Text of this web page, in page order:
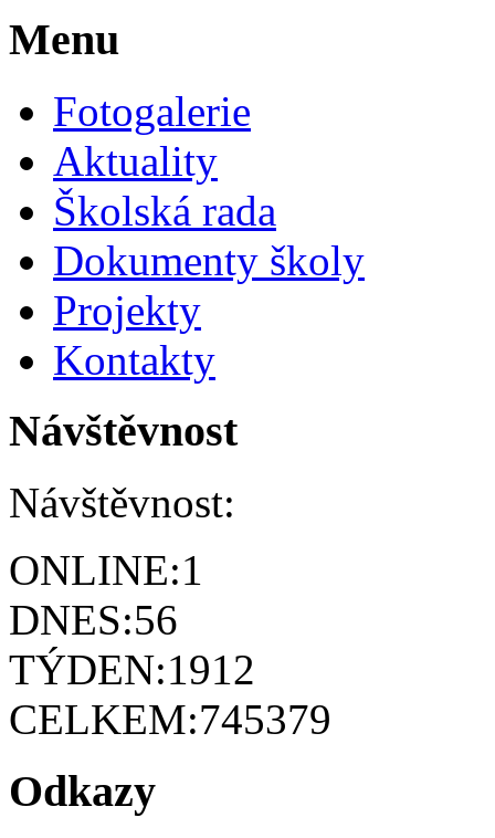
Menu
Fotogalerie
Aktuality
Školská rada
Dokumenty školy
Projekty
Kontakty
Návštěvnost
Návštěvnost:
ONLINE:1
DNES:56
TÝDEN:1912
CELKEM:745379
Odkazy